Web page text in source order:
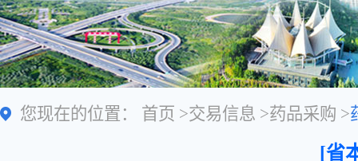
您现在的位置： 首页 >交易信息 >药品采购 >
[省